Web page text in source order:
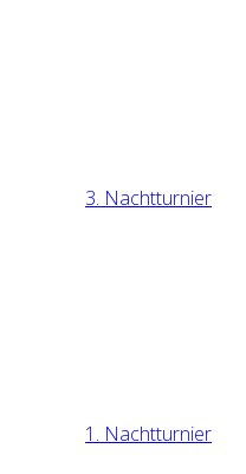
3. Nachtturnier
1. Nachtturnier